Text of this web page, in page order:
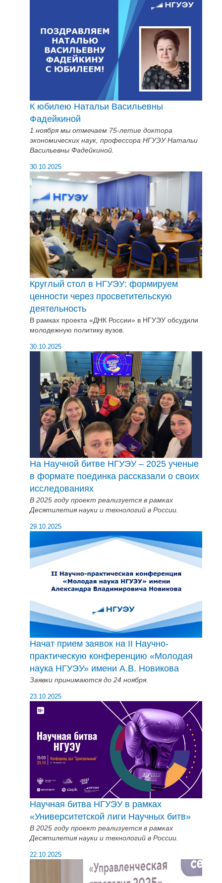
К юбилею Натальи Васильевны
Фадейкиной
1 ноября мы отмечаем 75-летие доктора
экономических наук, профессора НГУЭУ Натальи
Васильевны Фадейкиной.
30.10.2025
Круглый стол в НГУЭУ: формируем
ценности через просветительскую
деятельность
В рамках проекта «ДНК России» в НГУЭУ обсудили
молодежную политику вузов.
30.10.2025
На Научной битве НГУЭУ – 2025 ученые
в формате поединка рассказали о своих
исследованиях
В 2025 году проект реализуется в рамках
Десятилетия науки и технологий в России.
29.10.2025
Начат прием заявок на II Научно-
практическую конференцию «Молодая
наука НГУЭУ» имени А.В. Новикова
Заявки принимаются до 24 ноября.
23.10.2025
Научная битва НГУЭУ в рамках
«Университетской лиги Научных битв»
В 2025 году проект реализуется в рамках
Десятилетия науки и технологий в России.
22.10.2025